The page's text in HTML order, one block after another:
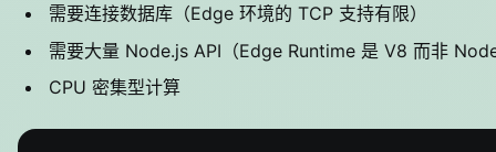
需要连接数据库（Edge 环境的 TCP 支持有限）
需要大量 Node.js API（Edge Runtime 是 V8 而非
CPU 密集型计算